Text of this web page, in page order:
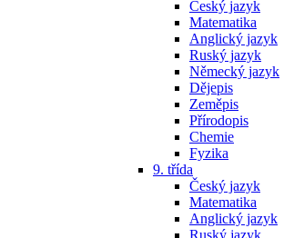
Český jazyk
Matematika
Anglický jazyk
Ruský jazyk
Německý jazyk
Dějepis
Zeměpis
Přírodopis
Chemie
Fyzika
9. třída
Český jazyk
Matematika
Anglický jazyk
Ruský jazyk